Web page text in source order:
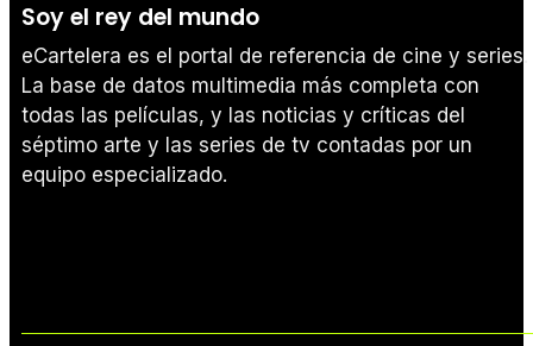
Soy el rey del mundo
eCartelera es el portal de referencia de cine y series.
La base de datos multimedia más completa con
todas las películas, y las noticias y críticas del
séptimo arte y las series de tv contadas por un
equipo especializado.